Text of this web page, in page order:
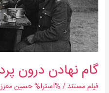
گام نهادن درون
فیلم مستند / %آسترا%حسین